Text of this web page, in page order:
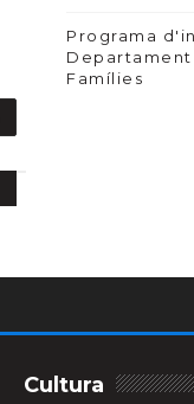
Programa
Famílies
Cultura